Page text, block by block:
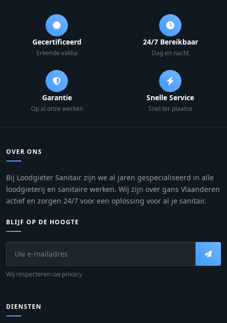
Gecertificeerd
Erkende vaklui
24/7 Bereikbaar
Dag en nacht
Garantie
Op al onze werken
Snelle Service
Snel ter plaatse
OVER ONS
Bij Loodgieter Sanitair zijn we al jaren gespecialiseerd in alle
loodgieterij en sanitaire werken. Wij zijn over gans Vlaanderen
actief en zorgen 24/7 voor een oplossing voor al je sanitair.
BLIJF OP DE HOOGTE
Wij respecteren uw privacy
DIENSTEN